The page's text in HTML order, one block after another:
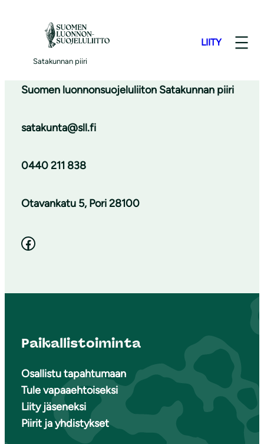
Satakunnan piiri
LIITY
Kommentti täältä.
Suomen luonnonsuojeluliiton Satakunnan piiri
satakunta@sll.fi
0440 211 838
Otavankatu 5, Pori 28100
Facebook
Paikallistoiminta
Osallistu tapahtumaan
Tule vapaaehtoiseksi
Liity jäseneksi
Piirit ja yhdistykset